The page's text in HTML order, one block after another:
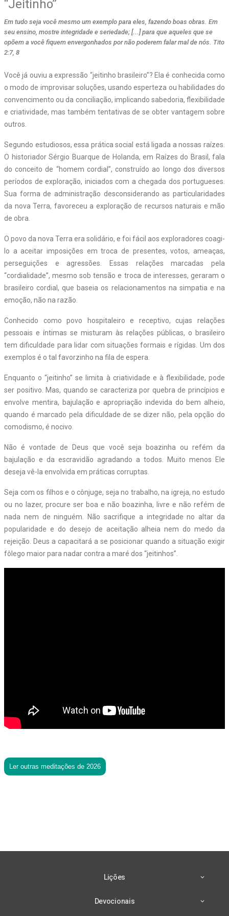
“Jeitinho”
Em tudo seja você mesmo um exemplo para eles, fazendo boas obras. Em
seu ensino, mostre integridade e seriedade; [...] para que aqueles que se
opõem a você fiquem envergonhados por não poderem falar mal de nós. Tito
2:7, 8
Você já ouviu a expressão “jeitinho brasileiro”? Ela é conhecida como
o modo de improvisar soluções, usando esperteza ou habilidades do
convencimento ou da conciliação, implicando sabedoria, flexibilidade
e criatividade, mas também tentativas de se obter vantagem sobre
outros.
Segundo estudiosos, essa prática social está ligada a nossas raízes.
O historiador Sérgio Buarque de Holanda, em Raízes do Brasil, fala
do conceito de “homem cordial”, construído ao longo dos diversos
períodos de exploração, iniciados com a chegada dos portugueses.
Sua forma de administração desconsiderando as particularidades
da nova Terra, favoreceu a exploração de recursos naturais e mão
de obra.
O povo da nova Terra era solidário, e foi fácil aos exploradores coagi-
lo a aceitar imposições em troca de presentes, votos, ameaças,
perseguições e agressões. Essas relações marcadas pela
“cordialidade”, mesmo sob tensão e troca de interesses, geraram o
brasileiro cordial, que baseia os relacionamentos na simpatia e na
emoção, não na razão.
Conhecido como povo hospitaleiro e receptivo, cujas relações
pessoais e íntimas se misturam às relações públicas, o brasileiro
tem dificuldade para lidar com situações formais e rígidas. Um dos
exemplos é o tal favorzinho na fila de espera.
Enquanto o “jeitinho” se limita à criatividade e à flexibilidade, pode
ser positivo. Mas, quando se caracteriza por quebra de princípios e
envolve mentira, bajulação e apropriação indevida do bem alheio,
quando é marcado pela dificuldade de se dizer não, pela opção do
comodismo, é nocivo.
Não é vontade de Deus que você seja boazinha ou refém da
bajulação e da escravidão agradando a todos. Muito menos Ele
deseja vê-la envolvida em práticas corruptas.
Seja com os filhos e o cônjuge, seja no trabalho, na igreja, no estudo
ou no lazer, procure ser boa e não boazinha, livre e não refém de
nada nem de ninguém. Não sacrifique a integridade no altar da
popularidade e do desejo de aceitação alheia nem do medo da
rejeição. Deus a capacitará a se posicionar quando a situação exigir
fôlego maior para nadar contra a maré dos “jeitinhos”.
Ler outras meditações de 2026
Lições
Devocionais